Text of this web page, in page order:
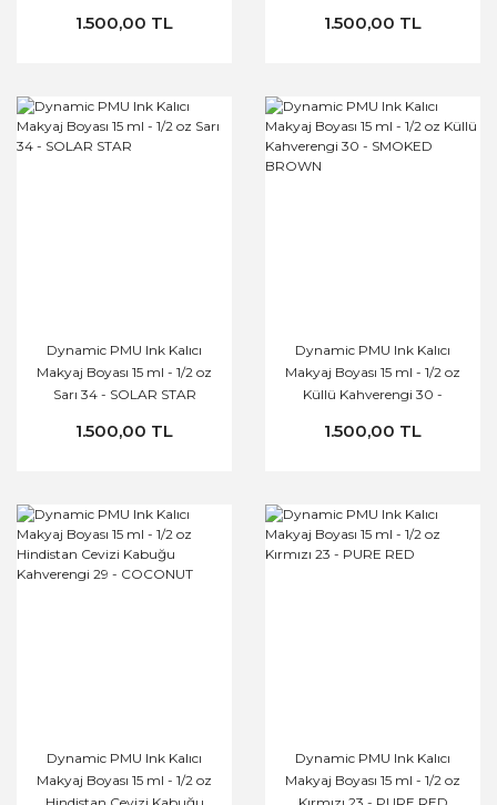
1.500,00 TL 1.500,00 TL
Dynamic PMU Ink Kalıcı
Makyaj Boyası 15 ml - 1/2 oz
Sarı 34 - SOLAR STAR
1.500,00 TL
Dynamic PMU Ink Kalıcı
Makyaj Boyası 15 ml - 1/2 oz
Küllü Kahverengi 30 -
1.500,00 TL
Dynamic PMU Ink Kalıcı
Makyaj Boyası 15 ml - 1/2 oz
Dynamic PMU Ink Kalıcı
Makyaj Boyası 15 ml - 1/2 oz